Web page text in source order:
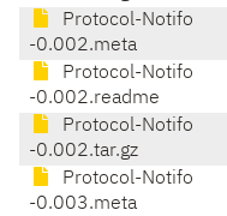
Protocol-Notifo
-0.002.meta
Protocol-Notifo
-0.002.readme
Protocol-Notifo
-0.002.tar.gz
Protocol-Notifo
-0.003.meta